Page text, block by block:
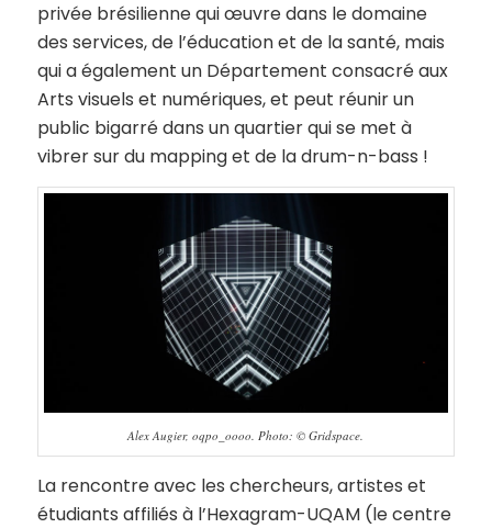
privée brésilienne qui œuvre dans le domaine
des services, de l’éducation et de la santé, mais
qui a également un Département consacré aux
Arts visuels et numériques, et peut réunir un
public bigarré dans un quartier qui se met à
vibrer sur du mapping et de la drum-n-bass !
Alex Augier, oqpo_oooo. Photo: © Gridspace.
La rencontre avec les chercheurs, artistes et
étudiants affiliés à l’Hexagram-UQAM (le centre